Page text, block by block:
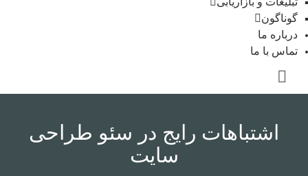
گوناگون
درباره ما
تماس با ما
اشتباهات رایج در سئو طراحی
سایت